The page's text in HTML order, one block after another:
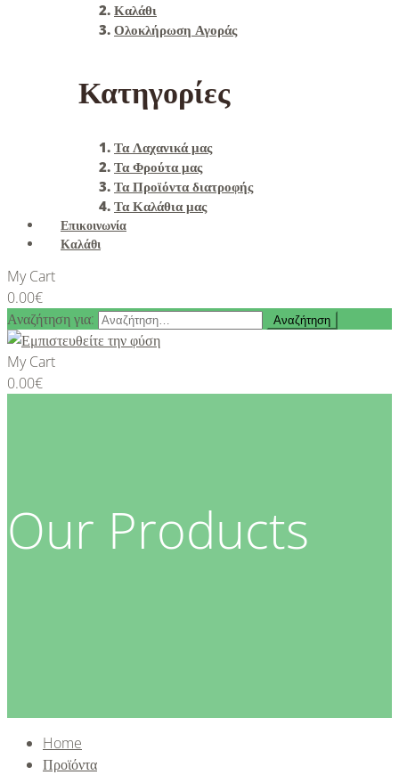
Καλάθι
Ολοκλήρωση Αγοράς
Κατηγορίες
Τα Λαχανικά μας
Τα Φρούτα μας
Τα Προϊόντα διατροφής
Τα Καλάθια μας
Επικοινωνία
Καλάθι
My Cart
0.00€
Αναζήτηση για:
My Cart
0.00€
Our Products
Home
Προϊόντα